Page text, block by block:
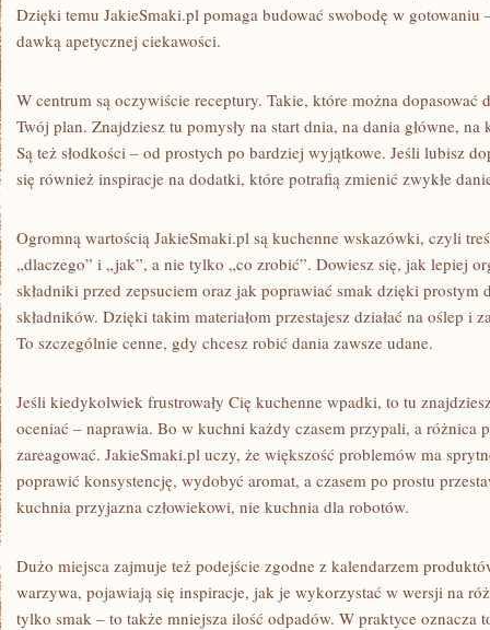
Dzięki temu JakieSmaki.pl pomaga budować swobodę w gotowaniu
dawką apetycznej ciekawości.
W centrum są oczywiście receptury. Takie, które można
Twój plan. Znajdziesz tu pomysły na start dnia, na dania główne,
Są też słodkości – od prostych po bardziej wyjątkowe. Jeśli lubisz
się również inspiracje na dodatki, które potrafią zmienić zwykłe
Ogromną wartością JakieSmaki.pl są kuchenne wskazówki, czyli
„dlaczego” i „jak”, a nie tylko „co zrobić”. Dowiesz się, jak lepiej
składniki przed zepsuciem oraz jak poprawiać smak dzięki prostym
składników. Dzięki takim materiałom przestajesz działać na oślep i
To szczególnie cenne, gdy chcesz robić dania zawsze udane.
Jeśli kiedykolwiek frustrowały Cię kuchenne wpadki, to tu
oceniać – naprawia. Bo w kuchni każdy czasem przypali, a różnica
zareagować. JakieSmaki.pl uczy, że większość problemów ma
poprawić konsystencję, wydobyć aromat, a czasem po prostu
kuchnia przyjazna człowiekowi, nie kuchnia dla robotów.
Dużo miejsca zajmuje też podejście zgodne z kalendarzem
warzywa, pojawiają się inspiracje, jak je wykorzystać w wersji na
tylko smak – to także mniejsza ilość odpadów. W praktyce oznacza